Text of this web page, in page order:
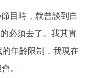
目時，就曾談到自
必須去了。我其實
年齡限制，我現在
。」